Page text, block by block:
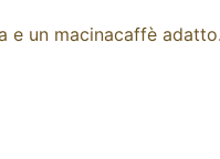
e un macinacaffè adatto.